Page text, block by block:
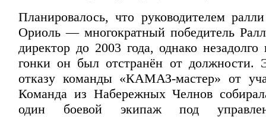
Планировалось, что руководителем
Ориоль — многократный победитель
директор до 2003 года, однако незадолго
гонки он был отстранён от должности.
отказу команды «КАМАЗ-мастер» от
Команда из Набережных Челнов
один боевой экипаж под